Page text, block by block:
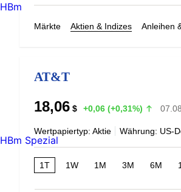
Märkte Aktien & Indizes Anleihen
AT&T
18,06 $ +0,06 (+0,31%)
Wertpapiertyp: Aktie Währung: US-
1T 1W 1M 3M 6M
HBm
HBm Spezial